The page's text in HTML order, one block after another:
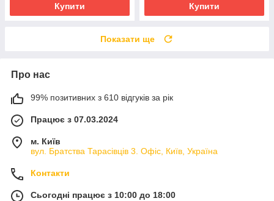
Купити Купити
Показати ще
Про нас
99% позитивних з 610 відгуків за рік
Працює з 07.03.2024
м. Київ
вул. Братства Тарасівців 3. Офіс, Київ, Україна
Контакти
Сьогодні працює з 10:00 до 18:00